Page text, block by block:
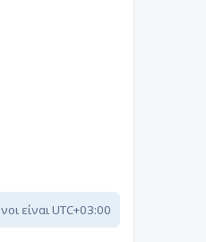
είναι UTC+03:00